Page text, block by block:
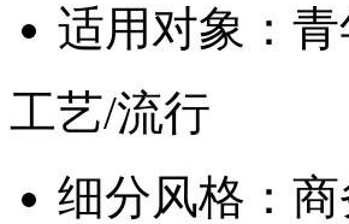
适用对象：青
工艺/流行
细分风格：商